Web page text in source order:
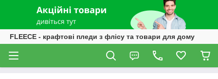
FLEECE - крафтові пледи з флісу та товари для дому